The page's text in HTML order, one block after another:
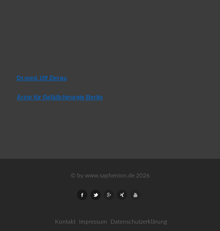
Dr.med. Ulf Zierau
Ärzte für Gefäßchirurgie Berlin
© by www.saphenion.de 2026
Kontakt Impressum Datenschutzerklärung